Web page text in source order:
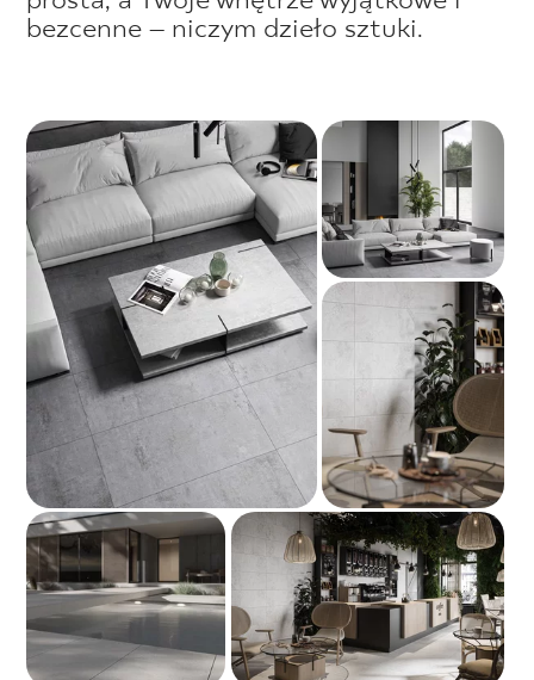
bezcenne – niczym dzieło sztuki.